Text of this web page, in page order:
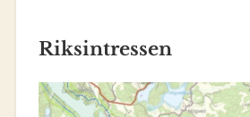
Riksintressen